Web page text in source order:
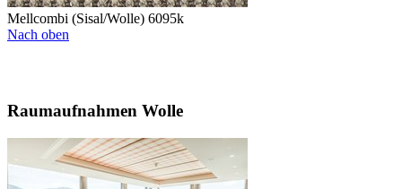
Mellcombi (Sisal/Wolle) 6095k
Nach oben
Raumaufnahmen Wolle